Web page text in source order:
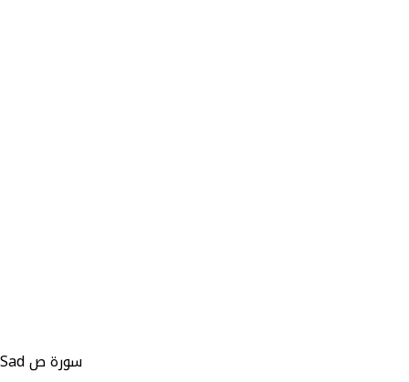
سورة ص Sad - عدد الآيات 88 - رقم السورة 38 - صفحة السورة في